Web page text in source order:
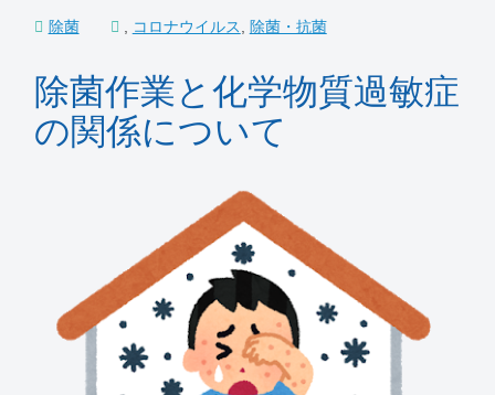
除菌 コロナウイルス 除菌・抗菌
除菌作業と化学物質過敏症
の関係について